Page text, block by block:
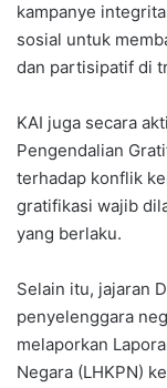
kampanye
sosial untuk
dan partisipatif di
KAI juga secara
Pengendalian
terhadap konflik
gratifikasi wajib
yang berlaku.
Selain itu, jajaran
penyelenggara
melaporkan
Negara (LHKPN)